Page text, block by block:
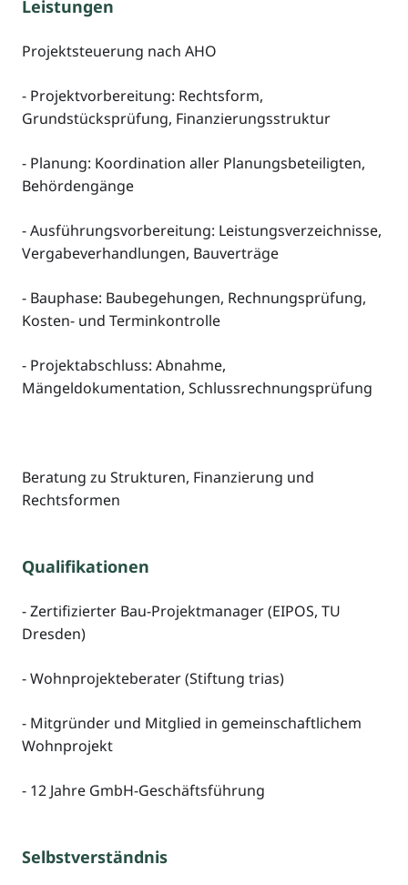
Leistungen
Projektsteuerung nach AHO
- Projektvorbereitung: Rechtsform,
Grundstücksprüfung, Finanzierungsstruktur
- Planung: Koordination aller Planungsbeteiligten,
Behördengänge
- Ausführungsvorbereitung: Leistungsverzeichnisse,
Vergabeverhandlungen, Bauverträge
- Bauphase: Baubegehungen, Rechnungsprüfung,
Kosten- und Terminkontrolle
- Projektabschluss: Abnahme,
Mängeldokumentation, Schlussrechnungsprüfung
Beratung zu Strukturen, Finanzierung und
Rechtsformen
Qualifikationen
- Zertifizierter Bau-Projektmanager (EIPOS, TU
Dresden)
- Wohnprojekteberater (Stiftung trias)
- Mitgründer und Mitglied in gemeinschaftlichem
Wohnprojekt
- 12 Jahre GmbH-Geschäftsführung
Selbstverständnis